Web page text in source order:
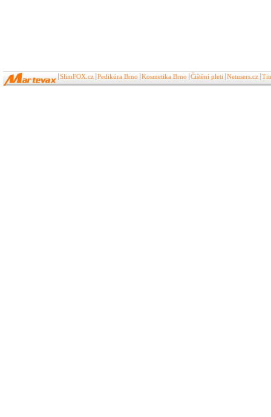
SlimFOX.cz Pedikúra Brno Kosmetika Brno Čištění pleti Netusers.cz